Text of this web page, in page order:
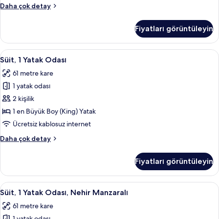
Daha çok detay
Stüdyo,
daha
fazla
detay
Fiyatları görüntüleyin
Süit,
1
Yatak
Odası
için
tüm
fotoğrafları
Süit, 1 Yatak Odası | Oturma alanı |
5
Süit, 1 Yatak Odası
61 metre kare
1 yatak odası
2 kişilik
1 en Büyük Boy (King) Yatak
Ücretsiz kablosuz internet
Daha çok detay
Süit,
hakkında
daha
fazla
Fiyatları görüntüleyin
Süit,
1
Yatak
6
Süit, 1 Yatak Odası, Nehir Manzaralı
61 metre kare